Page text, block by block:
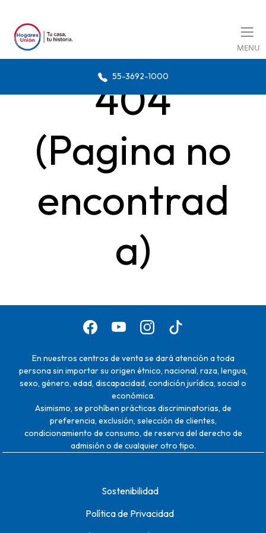
MENU
55-3692-1000
404
(Pagina no
encontrad
a)
En nuestros centros de venta se dará atención a toda
persona sin importar su origen étnico, nacional, raza, lengua,
sexo, género, edad, discapacidad, condición jurídica, social o
económica.
Asimismo, se prohíben prácticas discriminatorias, de
preferencia, exclusión, selección de clientes,
condicionamiento de consumo, de reserva del derecho de
admisión o de cualquier otro tipo.
Sostenibilidad
Política de Privacidad